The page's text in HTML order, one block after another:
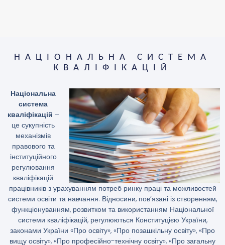
НАЦІОНАЛЬНА СИСТЕМА
КВАЛІФІКАЦІЙ
Національна
система
кваліфікацій –
це сукупність
механізмів
правового та
інституційного
регулювання
кваліфікацій
працівників з урахуванням потреб ринку праці та можливостей
системи освіти та навчання. Відносини, пов’язані із створенням,
функціонуванням, розвитком та використанням Національної
системи кваліфікацій, регулюються Конституцією України,
законами України «Про освіту», «Про позашкільну освіту», «Про
вищу освіту», «Про професійно-технічну освіту», «Про загальну